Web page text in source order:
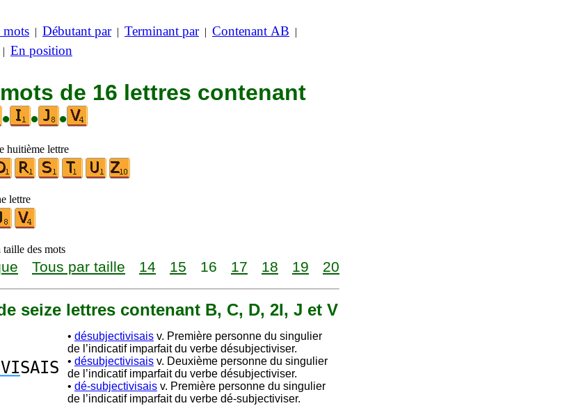
mots | Débutant par| Terminant par| Contenant AB |
| En position
de 16 lettres contenant
• • •
huitième lettre
lettre
des mots
Tous par taille 14 15 16 17 18 19 20
seize lettres contenant B, C, D, 2I, J et V
SAIS
• désubjectivisais v. Première personne du singulier
de l’indicatif imparfait du verbe désubjectiviser.
• désubjectivisais v. Deuxième personne du singulier
de l’indicatif imparfait du verbe désubjectiviser.
• dé-subjectivisais v. Première personne du singulier
de l’indicatif imparfait du verbe dé-subjectiviser.